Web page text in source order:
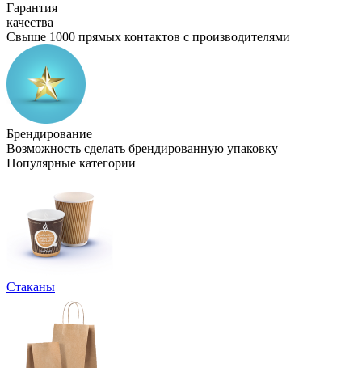
Гарантия
качества
Свыше 1000 прямых контактов с производителями
Брендирование
Возможность сделать брендированную упаковку
Популярные категории
Стаканы